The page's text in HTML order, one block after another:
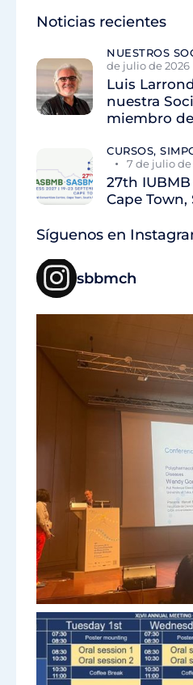
Noticias recientes
NUESTROS
de julio de 2026
Luis
nuestra
miembro
CURSOS,
7 de julio de
27th
Cape
Síguenos en
sbbmch